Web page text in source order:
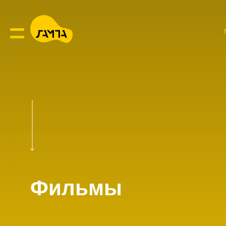
Фильмы